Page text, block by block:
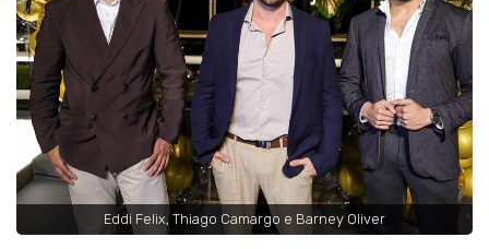
Eddi Felix, Thiago Camargo e Barney Oliver